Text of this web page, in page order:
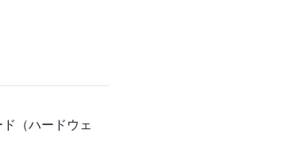
（ハードウェ